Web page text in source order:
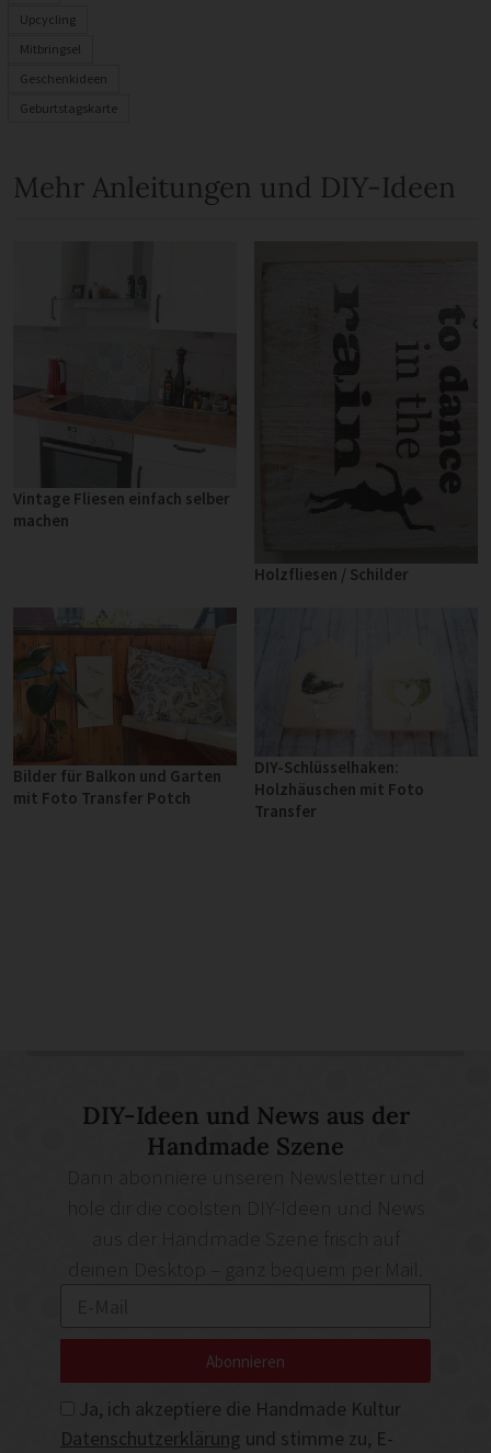
Upcycling
Mitbringsel
Geschenkideen
Geburtstagskarte
Mehr Anleitungen und DIY-Ideen
Vintage Fliesen einfach selber
machen
Holzfliesen / Schilder
Bilder für Balkon und Garten
mit Foto Transfer Potch
DIY-Schlüsselhaken:
Holzhäuschen mit Foto
Transfer
DIY-Ideen und News aus der
Handmade Szene
deinen Desktop – ganz bequem per Mail.
Ja, ich akzeptiere die Handmade Kultur
Datenschutzerklärung und stimme zu, E-
Abonnieren